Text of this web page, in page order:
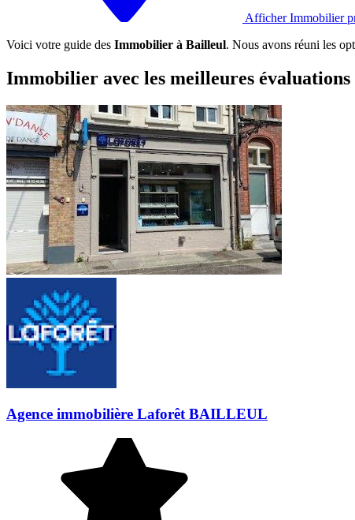
Afficher Immobilier
Voici votre guide des Immobilier à Bailleul. Nous avons réuni les
Immobilier avec les meilleures
Agence immobilière Laforêt BAILLEUL